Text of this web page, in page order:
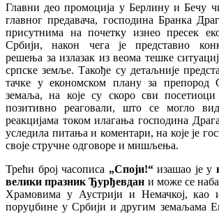
Главни део промоцијa у Берлину и Бечу
главног предавача, господина Бранка
присутнима на почетку изнео пресек
Србији, након чега је представио
решења за излазак из веома тешке
српске земље. Такође су детаљније
тачке у економском плану за препород
земаља, на које су скоро сви
позитивно реаговали, што се могло
реакцијама током илагања господина
уследила питања и коментари, на које је
своје стручне одговоре и мишљења.
Трећи број часописа „Споји!“изашао је у
велики празник Ђурђевдан и може се
Храмовима у Аустрији и Немачкој, као
поруџбине у Србији и другим земаљама